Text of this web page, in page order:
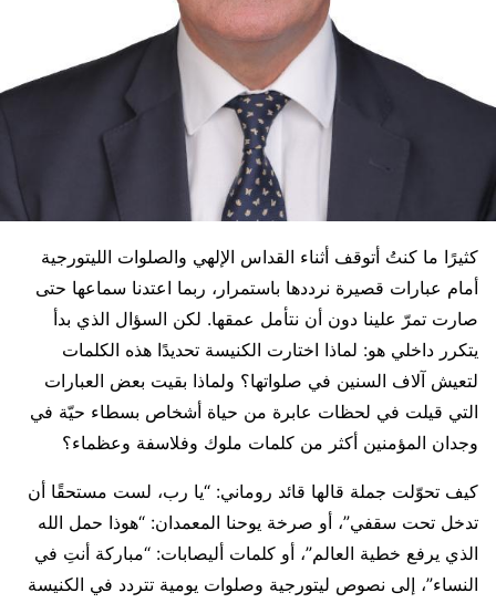
كثيرًا ما كنتُ أتوقف أثناء القداس الإلهي والصلوات الليتورجية
أمام عبارات قصيرة نرددها باستمرار، ربما اعتدنا سماعها حتى
صارت تمرّ علينا دون أن نتأمل عمقها. لكن السؤال الذي بدأ
يتكرر داخلي هو: لماذا اختارت الكنيسة تحديدًا هذه الكلمات
لتعيش آلاف السنين في صلواتها؟ ولماذا بقيت بعض العبارات
التي قيلت في لحظات عابرة من حياة أشخاص بسطاء حيّة في
وجدان المؤمنين أكثر من كلمات ملوك وفلاسفة وعظماء؟
كيف تحوّلت جملة قالها قائد روماني: “يا رب، لست مستحقًا أن
تدخل تحت سقفي”، أو صرخة يوحنا المعمدان: “هوذا حمل الله
الذي يرفع خطية العالم”، أو كلمات أليصابات: “مباركة أنتِ في
النساء”، إلى نصوص ليتورجية وصلوات يومية تتردد في الكنيسة